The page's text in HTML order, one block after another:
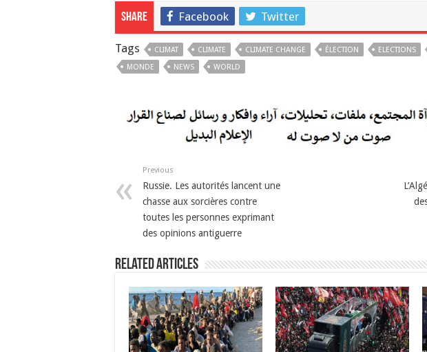
Share Facebook Twitter
Tags CLIMAT CLIMATE CLIMATE CHANGE ÉLECTION ELECTIONS
MONDE
NEWS WORLD
Previous
Russie. Les autorités lancent une
chasse aux sorcières contre
toutes les personnes exprimant
des opinions antiguerre
Related Articles